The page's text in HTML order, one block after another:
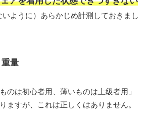
いように）あらかじめ計測しておきまし
量
のは初心者用、薄いものは上級者用」
ますが、これは正しくはありません。